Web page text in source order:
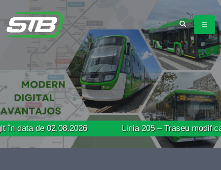
02.08.2026 Linia 205 – Traseu modificat în data